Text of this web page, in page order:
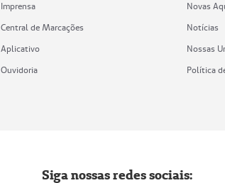
Imprensa
Central de Marcações
Aplicativo
Ouvidoria
Novas
Notícias
Nossas
Política
Siga nossas redes sociais: